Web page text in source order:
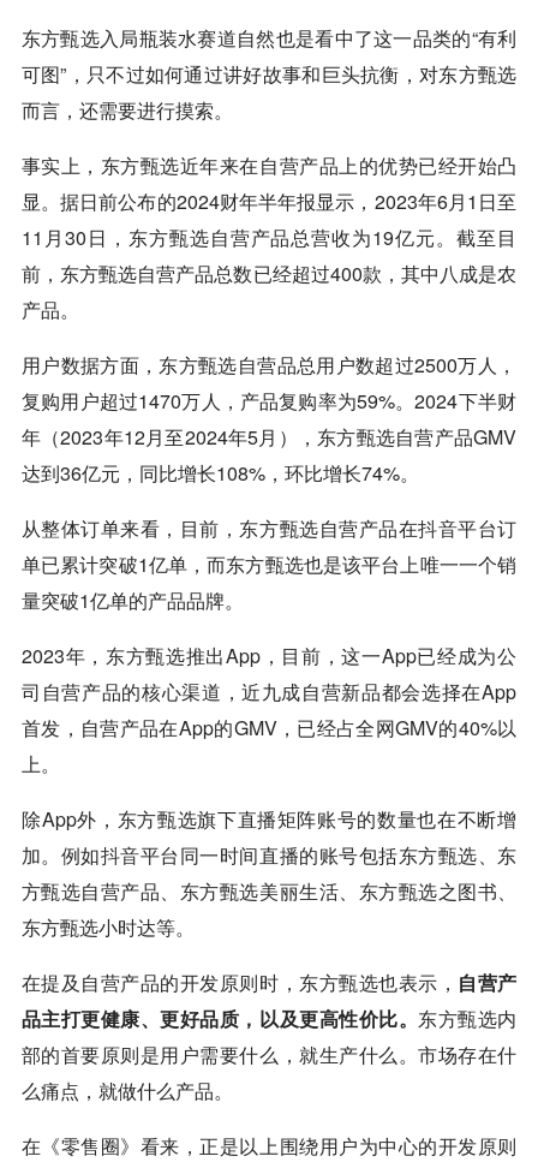
东方甄选入局瓶装水赛道自然也是看中了这一品类的“有利
可图”，只不过如何通过讲好故事和巨头抗衡，对东方甄选
而言，还需要进行摸索。
事实上，东方甄选近年来在自营产品上的优势已经开始凸
显。据日前公布的2024财年半年报显示，2023年6月1日至
11月30日，东方甄选自营产品总营收为19亿元。截至目
前，东方甄选自营产品总数已经超过400款，其中八成是农
产品。
用户数据方面，东方甄选自营品总用户数超过2500万人，
复购用户超过1470万人，产品复购率为59%。2024下半财
年（2023年12月至2024年5月），东方甄选自营产品GMV
达到36亿元，同比增长108%，环比增长74%。
从整体订单来看，目前，东方甄选自营产品在抖音平台订
单已累计突破1亿单，而东方甄选也是该平台上唯一一个销
量突破1亿单的产品品牌。
2023年，东方甄选推出App，目前，这一App已经成为公
司自营产品的核心渠道，近九成自营新品都会选择在App
首发，自营产品在App的GMV，已经占全网GMV的40%以
上。
除App外，东方甄选旗下直播矩阵账号的数量也在不断增
加。例如抖音平台同一时间直播的账号包括东方甄选、东
方甄选自营产品、东方甄选美丽生活、东方甄选之图书、
东方甄选小时达等。
在提及自营产品的开发原则时，东方甄选也表示， 自营产
品主打更健康、更好品质，以及更高性价比。 东方甄选内
部的首要原则是用户需要什么，就生产什么。市场存在什
么痛点，就做什么产品。
在《零售圈》看来，正是以上围绕用户为中心的开发原则